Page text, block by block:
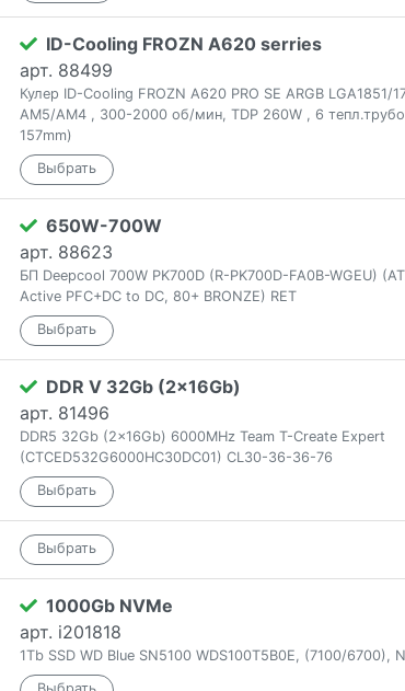
ID-Cooling FROZN A620 serries
арт. 88499
Кулер ID-Cooling FROZN A620 PRO SE ARGB LGA1851/
AM5/AM4 , 300-2000 об/мин, TDP 260W , 6
157mm)
650W-700W
арт. 88623
БП Deepcool 700W PK700D (R-PK700D-FA0B-WGEU)
Active PFC+DC to DC, 80+ BRONZE) RET
DDR V 32Gb (2x16Gb)
арт. 81496
DDR5 32Gb (2x16Gb) 6000MHz Team T-Create Expert
(CTCED532G6000HC30DC01) CL30-36-36-76
1000Gb NVMe
арт. i201818
1Tb SSD WD Blue SN5100 WDS100T5B0E, (7100/6700),